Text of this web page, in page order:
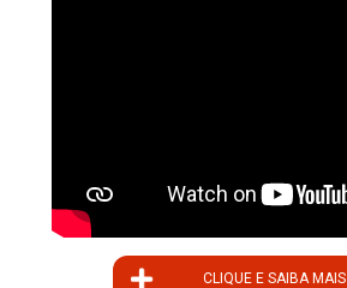
CLIQUE E SAIBA MAIS